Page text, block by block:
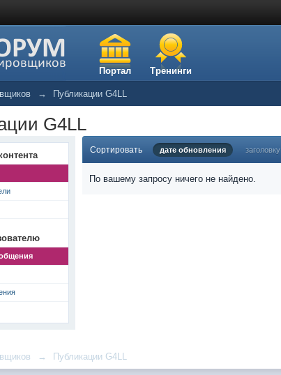
Портал Тренинги
→ Публикации G4LL
G4LL
Сортировать дате обновления заголовку
По вашему запросу ничего не найдено.
→ Публикации G4LL